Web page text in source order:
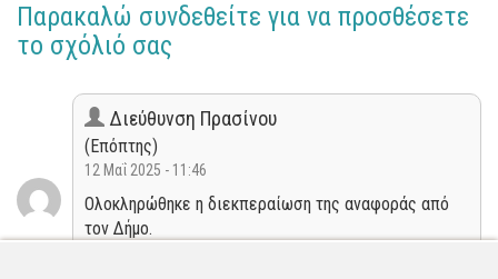
Παρακαλώ συνδεθείτε για να προσθέσετε
το σχόλιό σας
Διεύθυνση Πρασίνου
(Επόπτης)
12 Μαΐ 2025 - 11:46
Ολοκληρώθηκε η διεκπεραίωση της αναφοράς από
τον Δήμο.